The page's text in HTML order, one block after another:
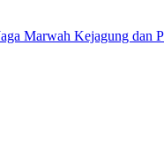
Marwah Kejagung dan